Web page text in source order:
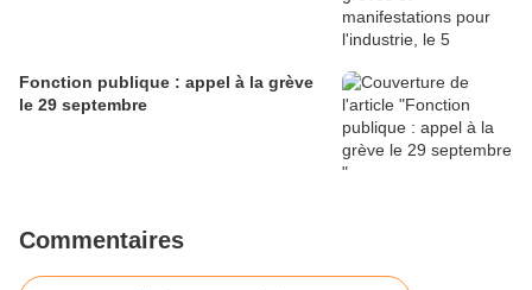
Fonction publique : appel à la grève
le 29 septembre
Commentaires